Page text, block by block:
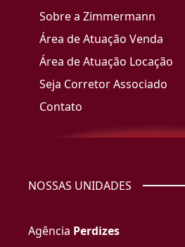
Sobre a Zimmermann
Área de Atuação Venda
Área de Atuação Locação
Seja Corretor Associado
Contato
NOSSAS UNIDADES
Agência Perdizes